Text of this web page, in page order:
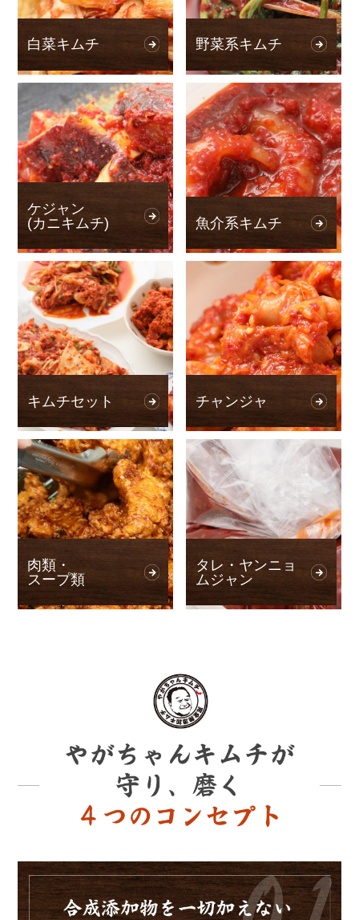
白菜キムチ 野菜系キムチ
ケジャン
(カニキムチ)
魚介系キムチ
キムチセット チャンジャ
肉類・
スープ類
タレ・ヤンニョ
ムジャン